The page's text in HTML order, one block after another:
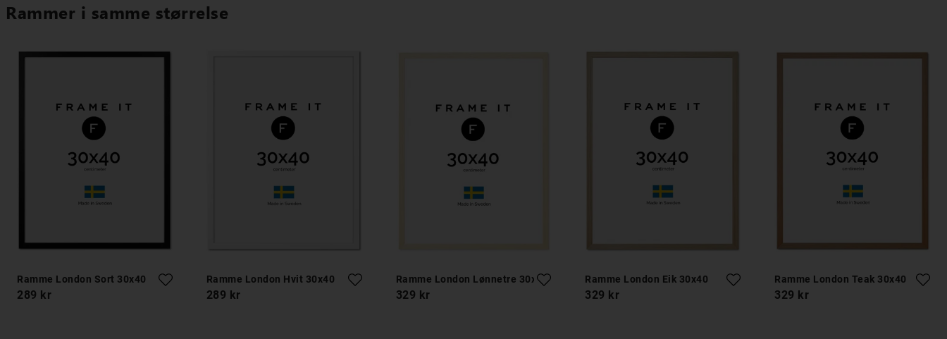
Rammer i samme størrelse
Ramme London Sort 30x40
289 kr
Ramme London Hvit 30x40
289 kr
Ramme London Lønnetre 30x40
329 kr
Ramme London Eik 30x40
329 kr
Ramme London Teak 30x40
329 kr